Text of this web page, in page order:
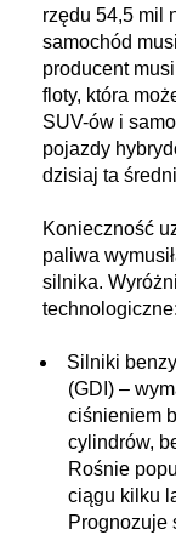
rzędu 54,5 mil
samochód
producent
floty, która
SUV-ów i
pojazdy
dzisiaj ta
Konieczność
paliwa
silnika.
technologiczne:
Silniki
(GDI) –
ciśnieniem
cylindrów,
Rośnie
ciągu kilku
Prognozuje